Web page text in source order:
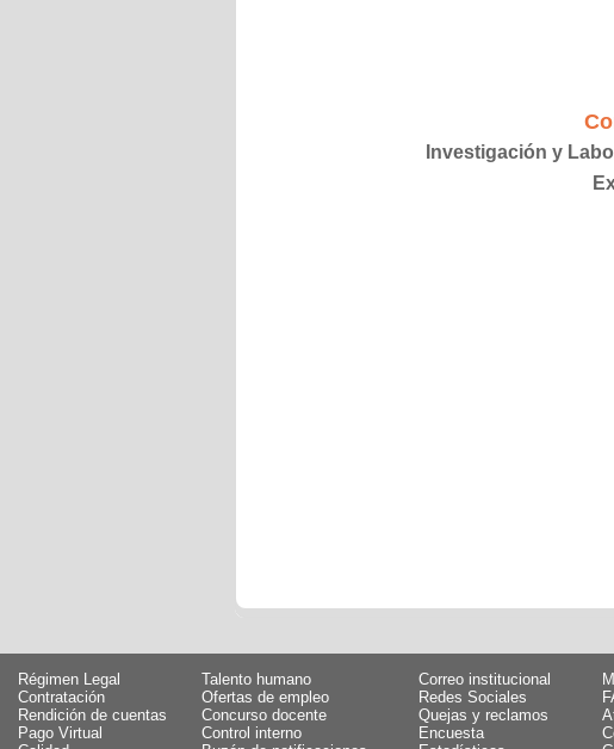
Investigación y
Régimen Legal
Talento humano
Contratación
Ofertas de empleo
Rendición de cuentas
Concurso docente
Pago Virtual
Control interno
Correo institucional
Redes Sociales
Quejas y reclamos
Encuesta